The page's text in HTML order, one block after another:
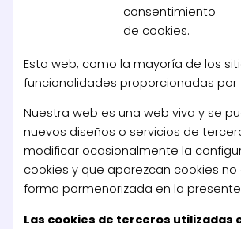
consentimiento
de cookies.
Esta web, como la mayoría de los
funcionalidades proporcionadas por
Nuestra web es una web viva y se
nuevos diseños o servicios de
modificar ocasionalmente la
cookies y que aparezcan cookies
forma pormenorizada en la
Las cookies de terceros utilizadas